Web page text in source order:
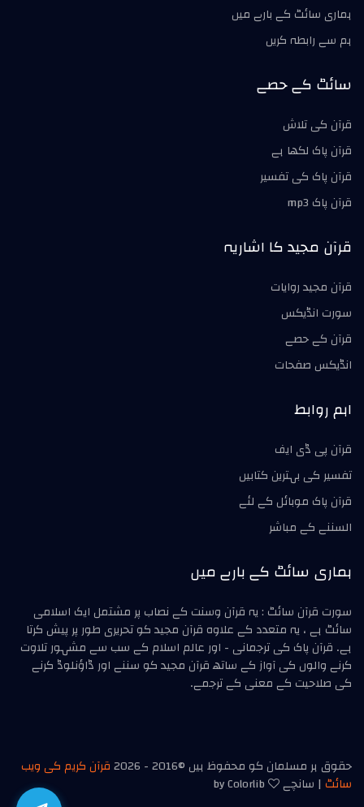
ہماری سائٹ کے بارے میں
ہم سے رابطہ کریں
سائٹ کے حصے
قرآن کی تلاش
قرآن پاک لکھا ہے
قرآن پاک کی تفسير
قرآن پاک mp3
قرآن مجید کا اشاریہ
قرآن مجید روايات
سورت انڈیکس
قرآن کے حصے
انڈیکس صفحات
اہم روابط
قرآن پی ڈی ایف
تفسیر کی بہترین کتابیں
قرآن پاک موبائل کے لئے
السننے کے مباشر
ہماری سائٹ کے بارے میں
سورت قرآن سائٹ : یہ قرآن وسنت کے نصاب پر مشتمل ایک اسلامی
سائٹ ہے ، یہ متعدد کے علاوہ قرآن مجید کو تحریری طور پر پیش کرتا
ہے۔ قرآن پاک کی ترجمانی - اور عالم اسلام کے سب سے مشہور تلاوت
کرنے والوں کی آواز کے ساتھ قرآن مجید کو سننے اور ڈاؤنلوڈ کرنے
کی صلاحیت کے معنی کے ترجمے۔
حقوق ہر مسلمان کو محفوظ ہیں ©2016 - 2026قرآن کریم کی ویب
سائٹ | سانچے